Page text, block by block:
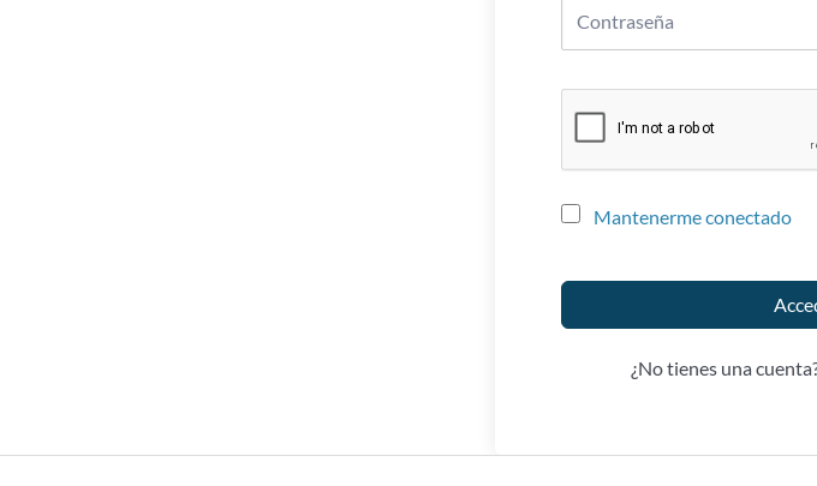
Mantenerme conectado
¿No tienes una